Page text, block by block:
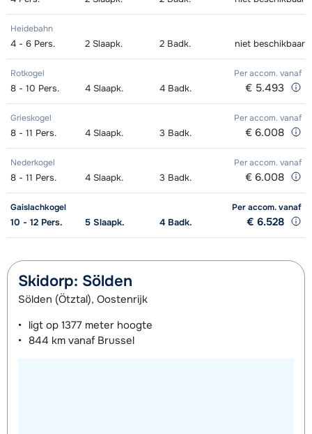
(8 dagen)
Goud Ski's + Stokken (8 dagen) € 210,00
Goud Schoenen (8 dagen) € 99,00
Zilver Ski's + Schoenen + Stokken
(8 dagen)
€ 254,00
Zilver Ski's + Stokken (8 dagen)
Zilver Schoenen (8 dagen)
Bronze Ski's + Schoenen + Stokken
(8 dagen)
€ 204,00
Bronze Ski's + Stokken (8 dagen) € 153,00
Bronze Schoenen (8 dagen)
Goud Snowboard (8 dagen)
Zilver Snowboard + Boots (8 dagen) € 254,00
Zilver Snowboard (8 dagen)
Zilver Boots (8 dagen)
Junior Boots (8 dagen) € 38,00
Heidebahn
4 - 6 Pers. 2 Slaapk. 2 Badk. niet beschikbaar
Rotkogel Per accom. vanaf
8 - 10 Pers. 4 Slaapk. 4 Badk. € 5.493
Grieskogel Per accom. vanaf
8 - 11 Pers. 4 Slaapk. 3 Badk. € 6.008
Nederkogel Per accom. vanaf
8 - 11 Pers. 4 Slaapk. 3 Badk. € 6.008
Gaislachkogel Per accom.vanaf
10 - 12 Pers. 5 Slaapk. 4 Badk. € 6.528
Skidorp: Sölden
Sölden (Ötztal), Oostenrijk
ligt op 1377 meter hoogte
844 km vanaf Brussel